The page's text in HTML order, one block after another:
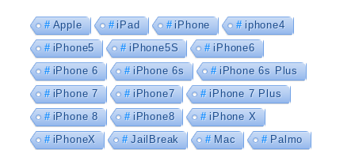
Apple iPad iPhone
iphone4
iPhone5
iPhone5S
iPhone6
iPhone 6
iPhone 6s
iPhone 6s Plus
iPhone 7
iPhone7
iPhone 7 Plus
iPhone 8
iPhone8
iPhone X
iPhoneX
JailBreak Mac
Palmo